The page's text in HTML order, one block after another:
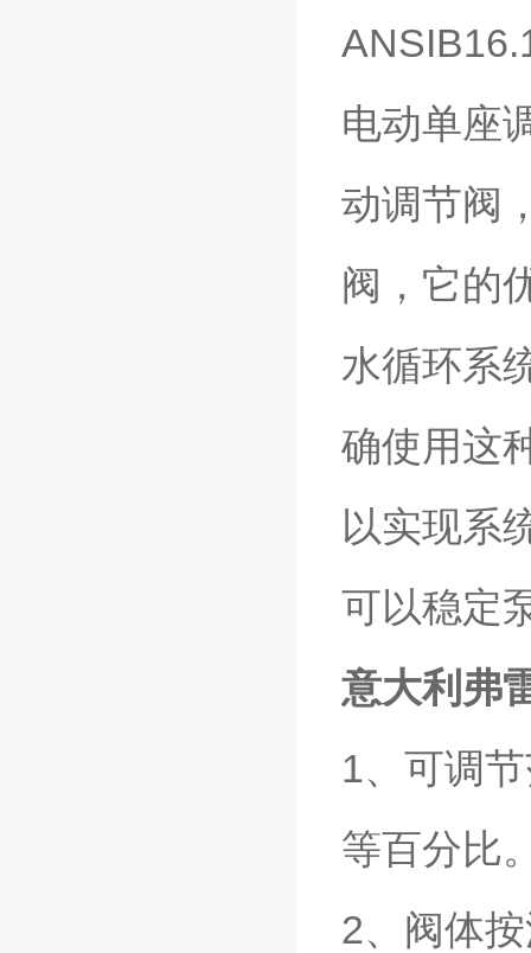
电动单座
动调节阀
阀，它的
水循环系
确使用这
以实现系
可以稳定
意大利弗
1、可调
等百分比
2、阀体